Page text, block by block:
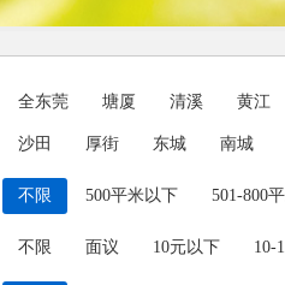
全东莞 塘厦 清溪 黄江
沙田 厚街 东城 南城
不限 500平米以下 501-800
不限 面议 10元以下 10-